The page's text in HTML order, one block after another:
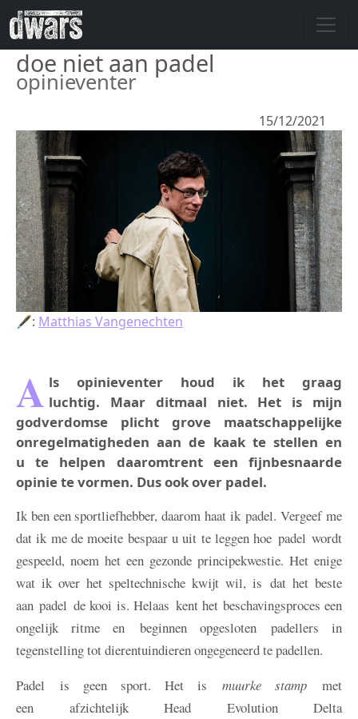
Overslaan en naar de inhoud gaan
doe niet aan padel
opinieventer
15/12/2021
🖋: Matthias Vangenechten
A ls opinieventer houd ik het graag
luchtig. Maar ditmaal niet. Het is mijn
godverdomse plicht grove maatschappelijke
onregelmatigheden aan de kaak te stellen en
u te helpen daaromtrent een fijnbesnaarde
opinie te vormen. Dus ook over padel.
Ik ben een sportliefhebber, daarom haat ik padel. Vergeef me
dat ik me de moeite bespaar u uit te leggen hoe padel wordt
gespeeld, noem het een gezonde principekwestie. Het enige
wat ik over het speltechnische kwijt wil, is dat het beste
aan padel de kooi is. Helaas kent het beschavingsproces een
ongelijk ritme en beginnen opgesloten padellers in
tegenstelling tot dierentuindieren ongegeneerd te padellen.
Padel is geen sport. Het is muurke stamp met
een afzichtelijk Head Evolution Delta